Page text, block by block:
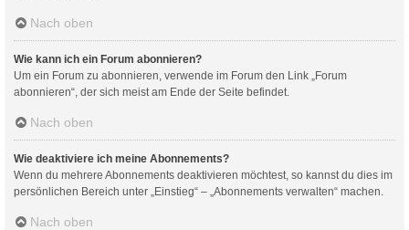
Nach oben
Wie kann ich ein Forum abonnieren?
Um ein Forum zu abonnieren, verwende im Forum den Link „Forum
abonnieren“, der sich meist am Ende der Seite befindet.
Nach oben
Wie deaktiviere ich meine Abonnements?
Wenn du mehrere Abonnements deaktivieren möchtest, so kannst du dies im
persönlichen Bereich unter „Einstieg“ – „Abonnements verwalten“ machen.
Nach oben